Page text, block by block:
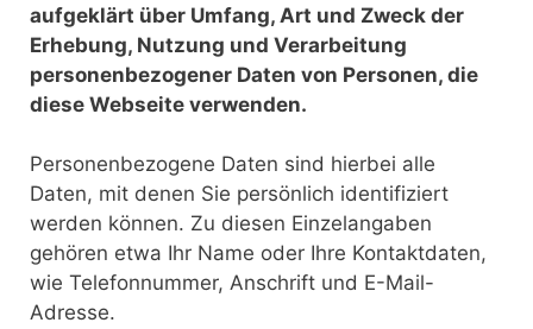
aufgeklärt über Umfang, Art und Zweck der
Erhebung, Nutzung und Verarbeitung
personenbezogener Daten von Personen, die
diese Webseite verwenden.
Personenbezogene Daten sind hierbei alle
Daten, mit denen Sie persönlich identifiziert
werden können. Zu diesen Einzelangaben
gehören etwa Ihr Name oder Ihre Kontaktdaten,
wie Telefonnummer, Anschrift und E-Mail-
Adresse.